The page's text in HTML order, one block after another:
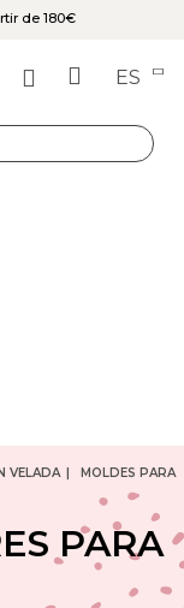
de 180€
ES
VELADA
MOLDES PARA
PARA